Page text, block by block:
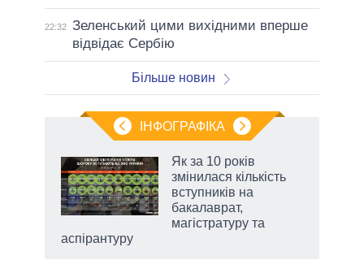
22:32 Зеленський цими вихідними вперше
відвідає Сербію
Більше новин
ІНФОГРАФІКА
Як за 10 років
змінилася кількість
вступників на
бакалаврат,
магістратуру та
аспірантуру